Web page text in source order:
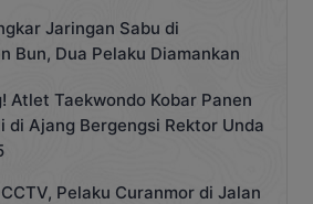
Jaringan Sabu di
Bun, Dua Pelaku Diamankan
Atlet Taekwondo Kobar Panen
di Ajang Bergengsi Rektor Unda
Pelaku Curanmor di Jalan